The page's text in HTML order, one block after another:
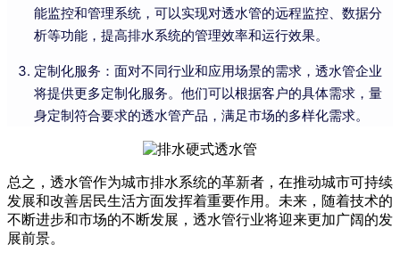
能监控和管理系统，可以实现对透水管的远程监控、数据分
析等功能，提高排水系统的管理效率和运行效果。
定制化服务：面对不同行业和应用场景的需求，透水管企业
将提供更多定制化服务。他们可以根据客户的具体需求，量
身定制符合要求的透水管产品，满足市场的多样化需求。
总之，透水管作为城市排水系统的革新者，在推动城市可持续
发展和改善居民生活方面发挥着重要作用。未来，随着技术的
不断进步和市场的不断发展，透水管行业将迎来更加广阔的发
展前景。